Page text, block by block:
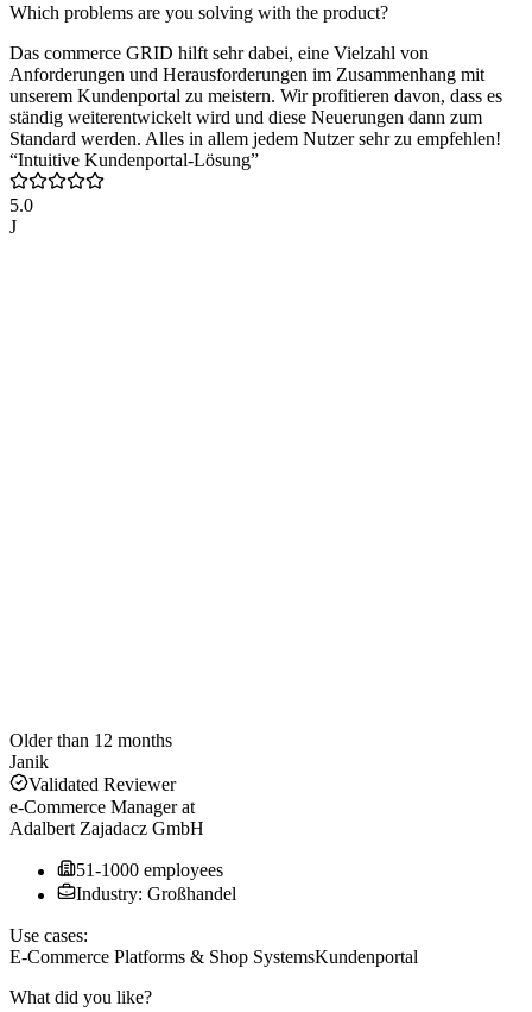
Which problems are you solving with the product?
Das commerce GRID hilft sehr dabei, eine Vielzahl von
Anforderungen und Herausforderungen im Zusammenhang mit
unserem Kundenportal zu meistern. Wir profitieren davon, dass es
ständig weiterentwickelt wird und diese Neuerungen dann zum
Standard werden. Alles in allem jedem Nutzer sehr zu empfehlen!
“Intuitive Kundenportal-Lösung”
5.0
J
Older than 12 months
Janik
Validated Reviewer
e-Commerce Managerat
Adalbert Zajadacz GmbH
51-1000 employees
Industry: Großhandel
Use cases:
E-Commerce Platforms & Shop SystemsKundenportal
What did you like?